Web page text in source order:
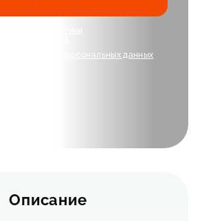
обработку персональных данных
Описание